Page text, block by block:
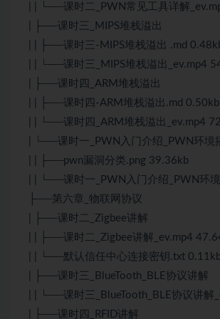
| | └──课时二_PWN常见工具详解
| ├──课时三_MIPS堆栈溢出
| | ├──课时三-MIPS堆栈溢出 .md
| | └──课时三_MIPS堆栈溢出_ev.mp4
| ├──课时四_ARM堆栈溢出
| | ├──课时四-ARM堆栈溢出.md 0.50kb
| | └──课时四_ARM堆栈溢出_ev.mp4
| └──课时一_PWN入门介绍_PWN环境
| | ├──pwn漏洞分类.png 39.36kb
| | └──课时一_PWN入门介绍_PWN环
├──第六章_物联网协议
| ├──课时二_Zigbee讲解
| | ├──课时二_Zigbee讲解_ev.mp4
| | └──默认信任中心连接密钥.txt
| ├──课时三_BlueTooth_BLE协议讲解
| | └──课时三_BlueTooth_BLE协议讲解
| ├──课时四_RFID讲解